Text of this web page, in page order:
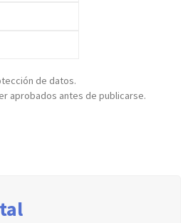
de datos.
aprobados antes de publicarse.